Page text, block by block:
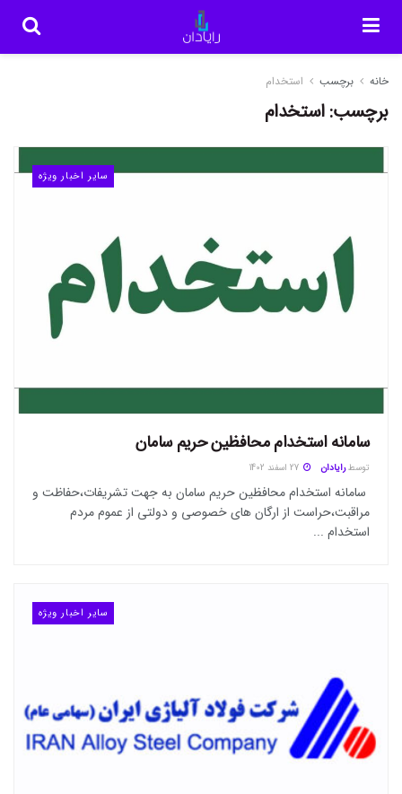
خانه برچسب استخدام
برچسب:استخدام
سایر اخبار ویژه
سامانه استخدام محافظین حریم سامان
توسط رایادان
سامانه استخدام محافظین حریم سامان به جهت تشریفات،حفاظت و
مراقبت،حراست از ارگان های خصوصی و دولتی از عموم مردم
استخدام ...
سایر اخبار ویژه